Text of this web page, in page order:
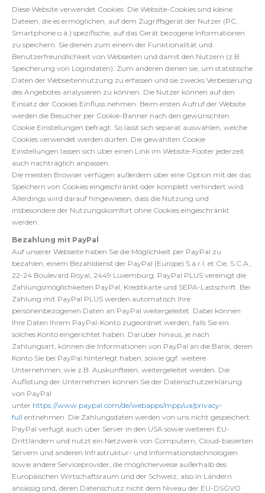
Diese Website verwendet Cookies. Die Website-Cookies sind kleine
Dateien, die es ermöglichen, auf dem Zugriffsgerät der Nutzer (PC,
Smartphone o.ä.) spezifische, auf das Gerät bezogene Informationen
zu speichern. Sie dienen zum einem der Funktionalität und
Benutzerfreundlichkeit von Webseiten und damit den Nutzern (z.B.
Speicherung von Logindaten). Zum anderen dienen sie, um statistische
Daten der Webseitennutzung zu erfassen und sie zwecks Verbesserung
des Angebotes analysieren zu können. Die Nutzer können auf den
Einsatz der Cookies Einfluss nehmen. Beim ersten Aufruf der Website
werden die Besucher per Cookie-Banner nach den gewünschten
Cookie Einstellungen befragt. So lässt sich separat auswählen, welche
Cookies verwendet werden dürfen. Die gewählten Cookie
Einstellungen lassen sich über einen Link im Website-Footer jederzeit
auch nachträglich anpassen.
Die meisten Browser verfügen außerdem über eine Option mit der das
Speichern von Cookies eingeschränkt oder komplett verhindert wird.
Allerdings wird darauf hingewiesen, dass die Nutzung und
insbesondere der Nutzungskomfort ohne Cookies eingeschränkt
werden.
Bezahlung mit PayPal
Auf unserer Webseite haben Sie die Möglichkeit per PayPal zu
bezahlen, einem Bezahldienst der PayPal (Europe) S.à r.l. et Cie, S.C.A.,
22-24 Boulevard Royal, 2449 Luxemburg. PayPal PLUS vereinigt die
Zahlungsmöglichkeiten PayPal, Kreditkarte und SEPA-Lastschrift. Bei
Zahlung mit PayPal PLUS werden automatisch Ihre
personenbezogenen Daten an PayPal weitergeleitet. Dabei können
Ihre Daten Ihrem PayPal-Konto zugeordnet werden, falls Sie ein
solches Konto eingerichtet haben. Darüber hinaus, je nach
Zahlungsart, können die Informationen von PayPal an die Bank, deren
Konto Sie bei PayPal hinterlegt haben, sowie ggf. weitere
Unternehmen, wie z.B. Auskunfteien, weitergeleitet werden. Die
Auflistung der Unternehmen können Sie der Datenschutzerklärung
von PayPal
unter https://www.paypal.com/de/webapps/mpp/ua/privacy-
full entnehmen. Die Zahlungsdaten werden von uns nicht gespeichert.
PayPal verfügt auch über Server in den USA sowie weiteren EU-
Drittländern und nutzt ein Netzwerk von Computern, Cloud-basierten
Servern und anderen Infrastruktur- und Informationstechnologien
sowie andere Serviceprovider, die möglicherweise außerhalb des
Europäischen Wirtschaftsraum und der Schweiz, also in Ländern
ansässig sind, deren Datenschutz nicht dem Niveau der EU-DSGVO